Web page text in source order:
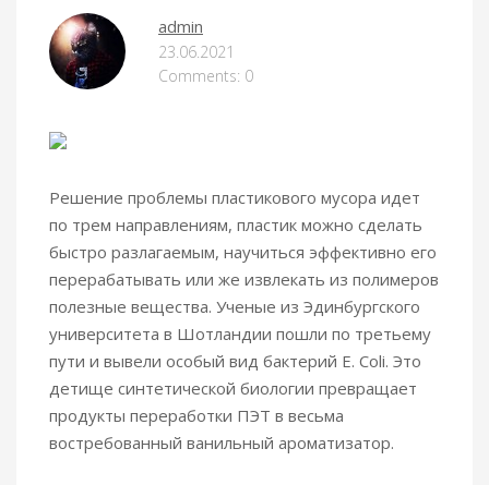
admin
23.06.2021
Comments: 0
Решение проблемы пластикового мусора идет
по трем направлениям, пластик можно сделать
быстро разлагаемым, научиться эффективно его
перерабатывать или же извлекать из полимеров
полезные вещества. Ученые из Эдинбургского
университета в Шотландии пошли по третьему
пути и вывели особый вид бактерий E. Coli. Это
детище синтетической биологии превращает
продукты переработки ПЭТ в весьма
востребованный ванильный ароматизатор.